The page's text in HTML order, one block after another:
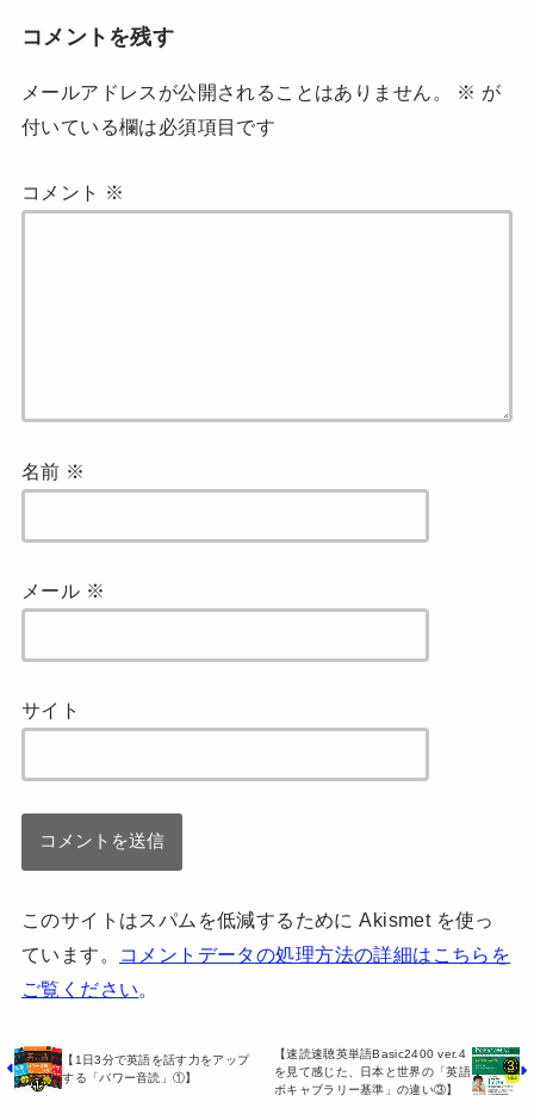
コメントを残す
メールアドレスが公開されることはありません。 ※ が
付いている欄は必須項目です
コメント ※
名前 ※
メール ※
サイト
このサイトはスパムを低減するために Akismet を使っ
ています。
コメントデータの処理方法の詳細はこちらを
ご覧ください
【1日3分で英語を話す力をアップ
する「パワー音読」①】
【速読速聴英単語Basic2400 ver.4
を見て感じた、日本と世界の「英語
ボキャブラリー基準」の違い③】